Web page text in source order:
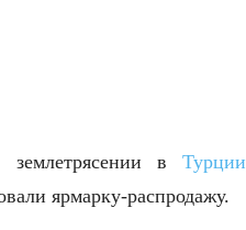
в Турции
ярмарку-распродажу.